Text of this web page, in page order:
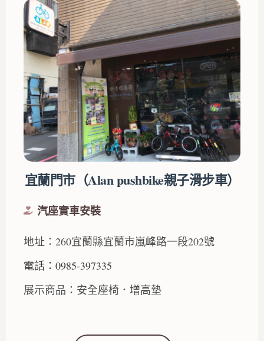
宜蘭門市（Alan pushbike親子滑步車）
汽座實車安裝
地址：260宜蘭縣宜蘭市嵐峰路一段202號
電話：0985-397335
展示商品：安全座椅．增高墊